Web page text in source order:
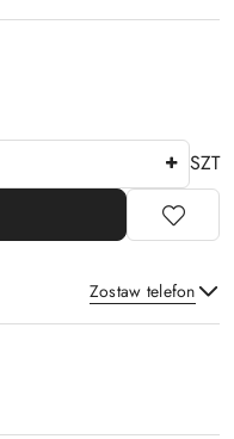
SZT
Zostaw telefon